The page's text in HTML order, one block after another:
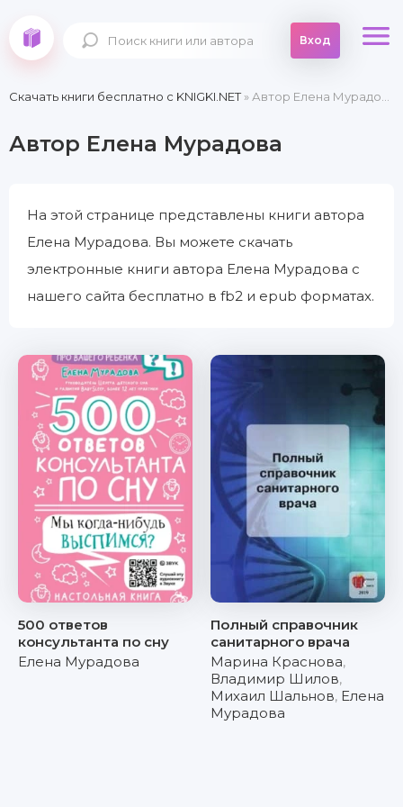
Вход
Скачать книги бесплатно c KNIGKI.NET» Автор Елена Мурадова
Автор Елена Мурадова
На этой странице представлены книги автора
Елена Мурадова. Вы можете скачать
электронные книги автора Елена Мурадова с
нашего сайта бесплатно в fb2 и epub форматах.
500 ответов
консультанта по сну
Елена Мурадова
Полный справочник
санитарного врача
Марина Краснова,
Владимир Шилов,
Михаил Шальнов, Елена
Мурадова